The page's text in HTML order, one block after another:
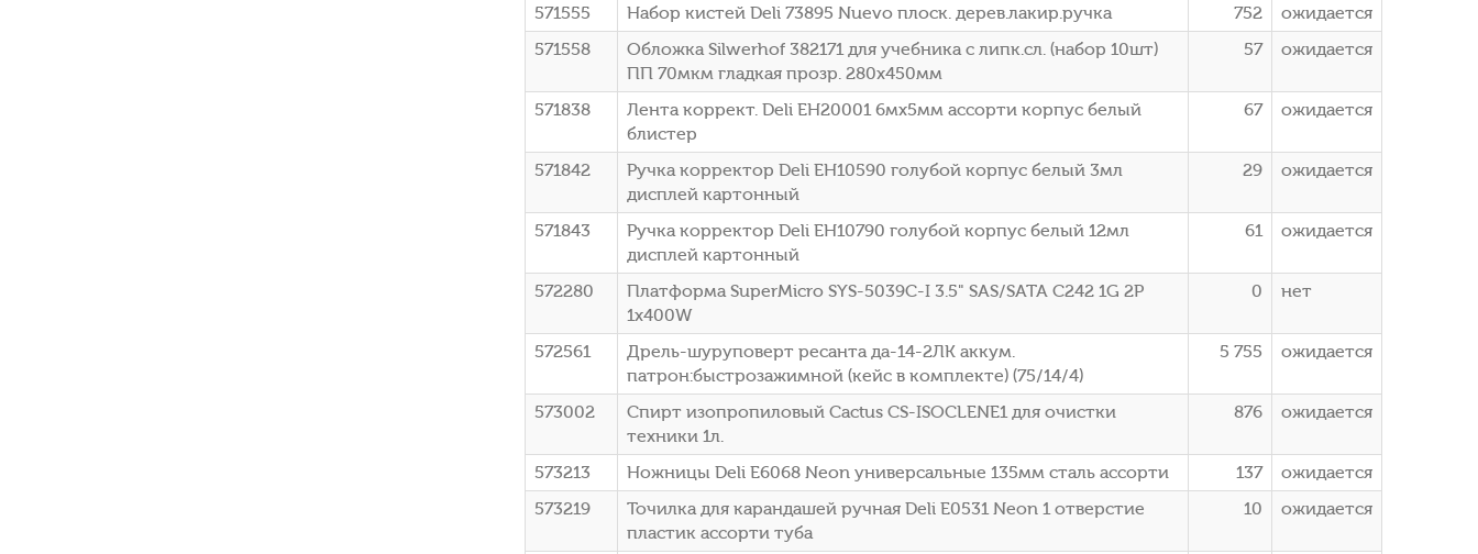
571555 Набор кистей Deli 73895 Nuevo плоск. дерев.лакир.ручка 752
ожидается
571558
Обложка Silwerhof 382171 для учебника с липк.сл. (набор 10шт)
ПП 70мкм гладкая прозр. 280х450мм
57 ожидается
571838
Лента коррект. Deli EH20001 6мх5мм ассорти корпус белый
блистер
67 ожидается
571842
Ручка корректор Deli EH10590 голубой корпус белый 3мл
дисплей картонный
29 ожидается
571843
Ручка корректор Deli EH10790 голубой корпус белый 12мл
дисплей картонный
61 ожидается
572280
Платформа SuperMicro SYS-5039C-I 3.5" SAS/SATA C242 1G 2Р
1x400W
0 нет
572561
Дрель-шуруповерт ресанта да-14-2ЛК аккум.
патрон:быстрозажимной (кейс в комплекте) (75/14/4)
5 755 ожидается
573002
Спирт изопропиловый Cactus CS-ISOCLENE1 для очистки
техники 1л.
876 ожидается
573213 Ножницы Deli E6068 Neon универсальные 135мм сталь ассорти 137
ожидается
573219
Точилка для карандашей ручная Deli E0531 Neon 1 отверстие
пластик ассорти туба
10 ожидается